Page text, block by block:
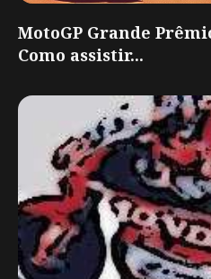
MotoGP Grande
Como assistir...